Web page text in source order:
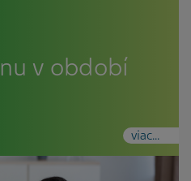
v období
viac...